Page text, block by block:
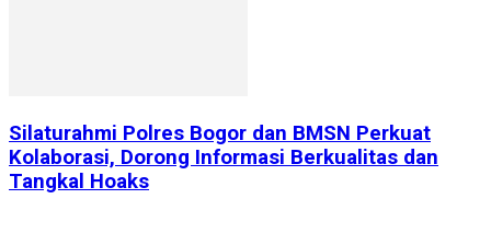
Silaturahmi Polres Bogor dan BMSN Perkuat
Kolaborasi, Dorong Informasi Berkualitas dan
Tangkal Hoaks